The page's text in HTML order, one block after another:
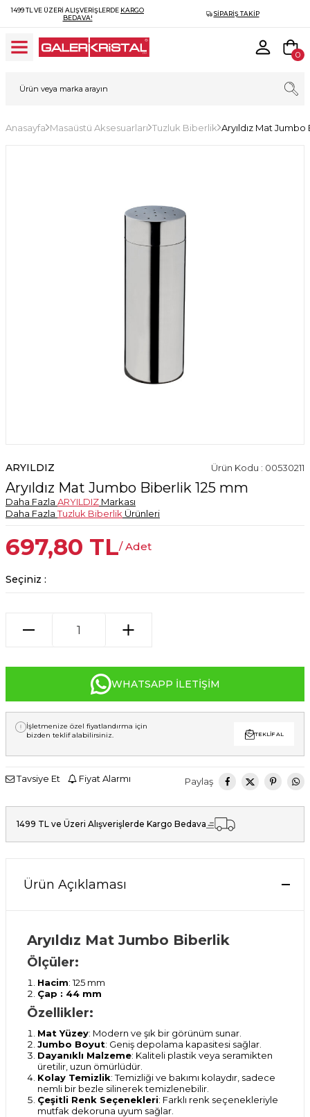
1499 TL VE ÜZERI ALIŞVERIŞLERDE KARGO
BEDAVA!
SIPARIŞ TAKIP
0
Anasayfa Masaüstü Aksesuarları Tuzluk Biberlik Aryıldız Mat
ARYILDIZ Ürün Kodu : 00530211
Aryıldız Mat Jumbo Biberlik 125 mm
Daha Fazla ARYILDIZ Markası
Daha FazlaTuzluk Biberlik Ürünleri
697,80 TL/ Adet
Seçiniz :
WHATSAPP İLETIŞIM
İşletmenize özel fiyatlandırma için
bizden teklif alabilirsiniz.
TEKLIF AL
Tavsiye Et Fiyat Alarmı Paylaş
1499 TL ve Üzeri Alışverişlerde Kargo Bedava
Ürün Açıklaması
Aryıldız Mat Jumbo Biberlik
Ölçüler:
Hacim: 125 mm
Çap : 44 mm
Özellikler:
Mat Yüzey: Modern ve şık bir görünüm sunar.
Jumbo Boyut: Geniş depolama kapasitesi sağlar.
Dayanıklı Malzeme: Kaliteli plastik veya seramikten
üretilir, uzun ömürlüdür.
Kolay Temizlik: Temizliği ve bakımı kolaydır, sadece
nemli bir bezle silinerek temizlenebilir.
Çeşitli Renk Seçenekleri: Farklı renk seçenekleriyle
mutfak dekoruna uyum sağlar.